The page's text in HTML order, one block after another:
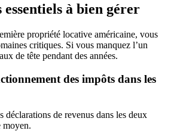
à bien gérer
propriété locative américaine, vous
critiques. Si vous manquez l’un
de tête pendant des années.
des impôts dans les
déclarations de revenus dans les deux
moyen.